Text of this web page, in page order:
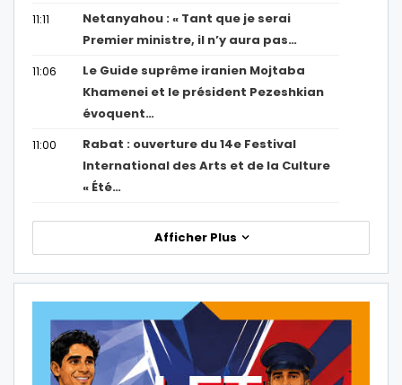
11:11
Netanyahou : « Tant que je serai
Premier ministre, il n’y aura pas…
11:06
Le Guide suprême iranien Mojtaba
Khamenei et le président Pezeshkian
évoquent…
11:00
Rabat : ouverture du 14e Festival
International des Arts et de la Culture
« Été…
Afficher Plus